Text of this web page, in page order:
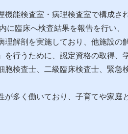
機能検査室・病理検査室で構成
に臨床へ検査結果を報告を行い
解剖を実施しており、他施設の
を行うために、認定資格の取得
胞検査士、二級臨床検査士、緊
が多く働いており、子育てや家